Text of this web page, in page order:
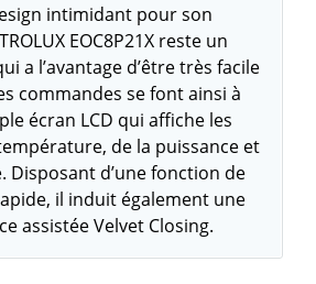
intimidant pour son
EOC8P21X reste un
a l’avantage d’être très facile
commandes se font ainsi à
écran LCD qui affiche les
de la puissance et
Disposant d’une fonction de
il induit également une
assistée Velvet Closing.